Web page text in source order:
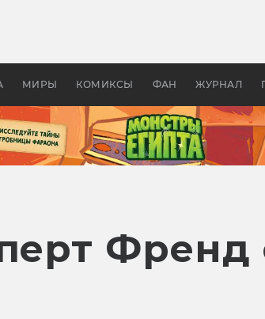
МИРЫ КОМИКСЫ ФАН ЖУРНАЛ
колец»
Древней
Френд